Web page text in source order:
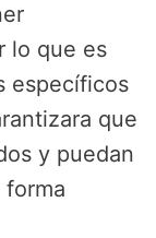
lo que es
específicos
que
y puedan